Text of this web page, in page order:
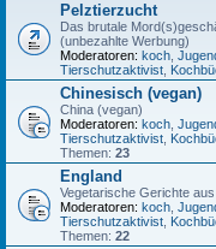
Pelztierzucht
Das brutale
(unbezahlte Werbung)
Moderatoren: koch,
Tierschutzaktivist,
Chinesisch (vegan)
China (vegan)
Moderatoren: koch,
Tierschutzaktivist,
Themen: 23
England
Vegetarische Gerichte aus
Moderatoren: koch,
Tierschutzaktivist,
Themen: 22